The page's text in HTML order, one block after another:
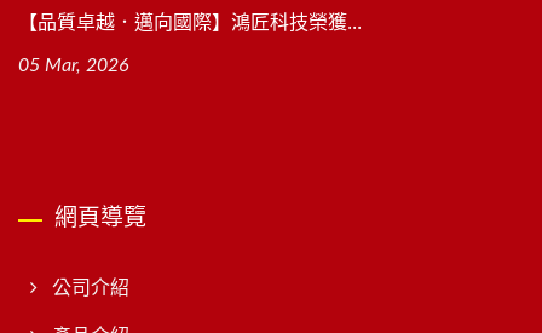
【品質卓越．邁向國際】鴻匠科技榮獲...
05 Mar, 2026
網頁導覽
公司介紹